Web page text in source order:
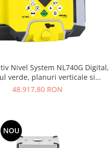
Nivel System NL740G Digital,
verde, planuri verticale si
cu pante, raza de actiune de
48.917,80 RON
NOU